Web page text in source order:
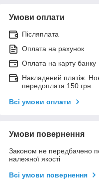
Умови оплати
Післяплата
Оплата на рахунок
Оплата на карту банку
Накладений платіж.
передоплата 150 грн.
Всі умови оплати
Умови повернення
Законом не передбачено
належної якості
Всі умови повернення